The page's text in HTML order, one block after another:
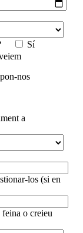
Sí
nos
a
los (si en
feina o creieu